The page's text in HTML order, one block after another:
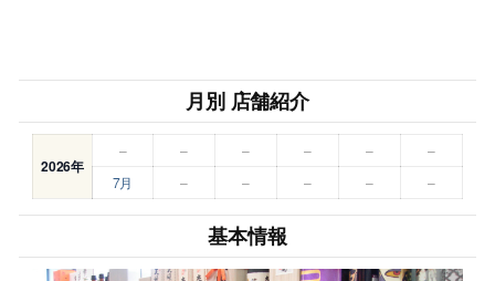
月別 店舗紹介
2026年
– – – – –
–
7月
– – – – –
基本情報